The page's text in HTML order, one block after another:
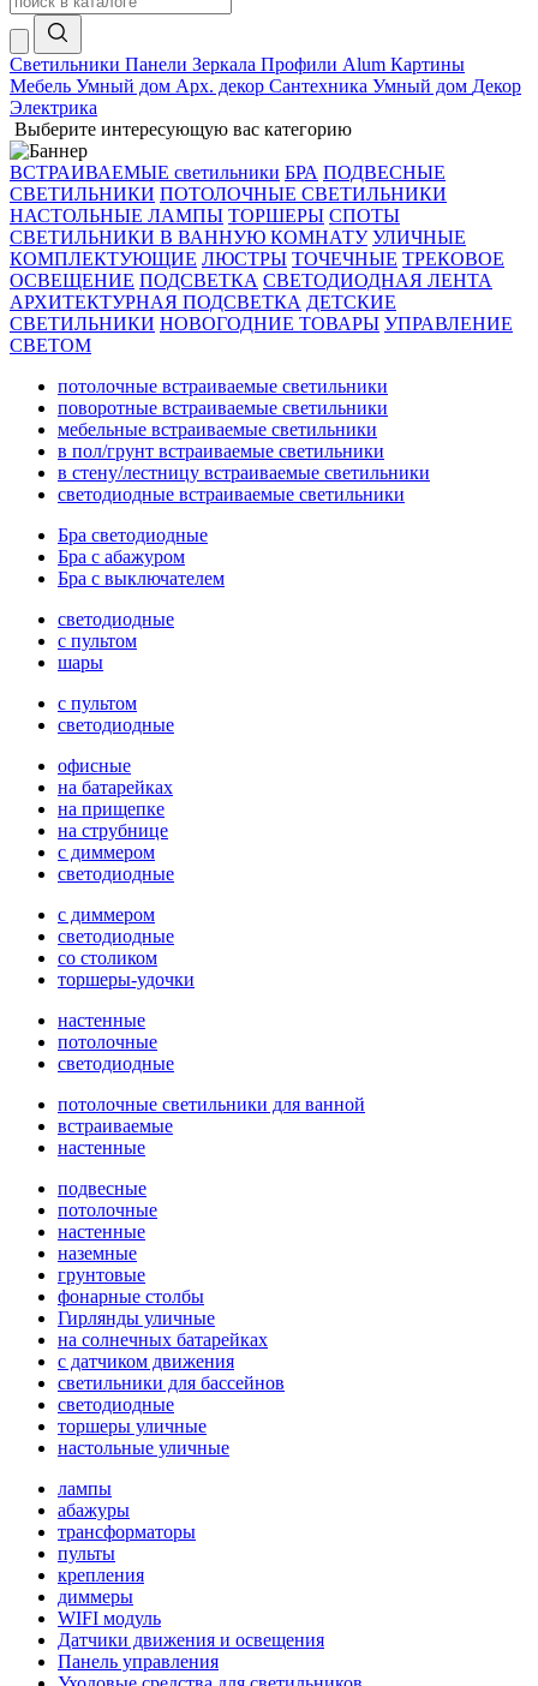
Светильники Панели Зеркала Профили Alum Картины
Мебель Умный дом Арх. декор Сантехника Умный дом Декор
Электрика
Выберите интересующую вас категорию
ВСТРАИВАЕМЫЕ светильники БРА ПОДВЕСНЫЕ
СВЕТИЛЬНИКИ ПОТОЛОЧНЫЕ СВЕТИЛЬНИКИ
НАСТОЛЬНЫЕ ЛАМПЫ ТОРШЕРЫ СПОТЫ
СВЕТИЛЬНИКИ В ВАННУЮ КОМНАТУ УЛИЧНЫЕ
КОМПЛЕКТУЮЩИЕ ЛЮСТРЫ ТОЧЕЧНЫЕ ТРЕКОВОЕ
ОСВЕЩЕНИЕ ПОДСВЕТКА СВЕТОДИОДНАЯ ЛЕНТА
АРХИТЕКТУРНАЯ ПОДСВЕТКА ДЕТСКИЕ
СВЕТИЛЬНИКИ НОВОГОДНИЕ ТОВАРЫ УПРАВЛЕНИЕ
СВЕТОМ
потолочные встраиваемые светильники
поворотные встраиваемые светильники
мебельные встраиваемые светильники
в пол/грунт встраиваемые светильники
в стену/лестницу встраиваемые светильники
светодиодные встраиваемые светильники
Бра светодиодные
Бра с абажуром
Бра с выключателем
светодиодные
с пультом
шары
с пультом
светодиодные
офисные
на батарейках
на прищепке
на струбнице
с диммером
светодиодные
с диммером
светодиодные
со столиком
торшеры-удочки
настенные
потолочные
светодиодные
потолочные светильники для ванной
встраиваемые
настенные
подвесные
потолочные
настенные
наземные
грунтовые
фонарные столбы
Гирлянды уличные
на солнечных батарейках
с датчиком движения
светильники для бассейнов
светодиодные
торшеры уличные
настольные уличные
лампы
абажуры
трансформаторы
пульты
крепления
диммеры
WIFI модуль
Датчики движения и освещения
Панель управления